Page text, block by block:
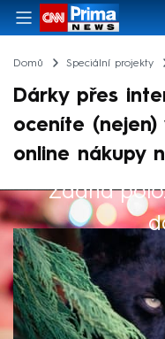
Domů Speciální projekty
Dárky přes
oceníte (nejen)
online nákupy
Žádná
Výběr redakce